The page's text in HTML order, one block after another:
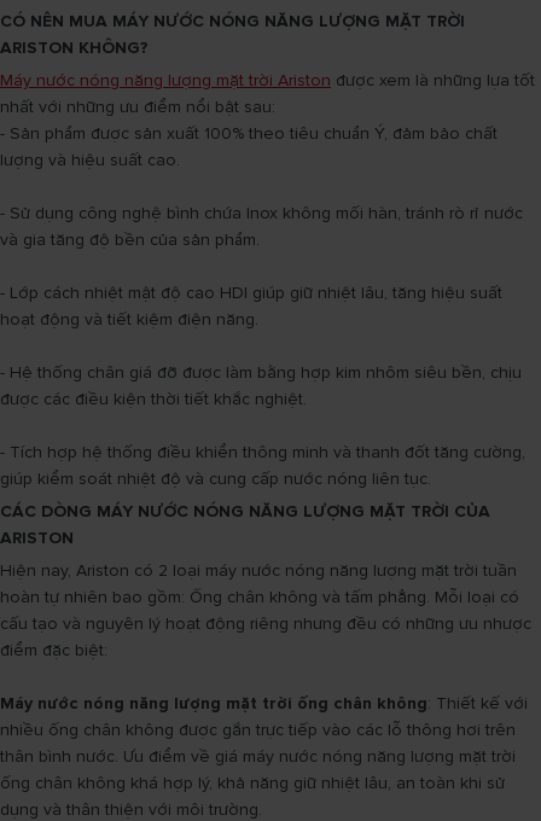
CÓ NÊN MUA MÁY NƯỚC NÓNG NĂNG LƯỢNG MẶT TRỜI
ARISTON KHÔNG?
Máy nước nóng năng lượng mặt trời Ariston được xem là những lựa tốt
nhất với những ưu điểm nổi bật sau:
- Sản phẩm được sản xuất 100% theo tiêu chuẩn Ý, đảm bảo chất
lượng và hiệu suất cao.
- Sử dụng công nghệ bình chứa Inox không mối hàn, tránh rò rỉ nước
và gia tăng độ bền của sản phẩm.
- Lớp cách nhiệt mật độ cao HDI giúp giữ nhiệt lâu, tăng hiệu suất
hoạt động và tiết kiệm điện năng.
- Hệ thống chân giá đỡ được làm bằng hợp kim nhôm siêu bền, chịu
được các điều kiện thời tiết khắc nghiệt.
- Tích hợp hệ thống điều khiển thông minh và thanh đốt tăng cường,
giúp kiểm soát nhiệt độ và cung cấp nước nóng liên tục.
CÁC DÒNG MÁY NƯỚC NÓNG NĂNG LƯỢNG MẶT TRỜI CỦA
ARISTON
Hiện nay, Ariston có 2 loại máy nước nóng năng lượng mặt trời tuần
hoàn tự nhiên bao gồm: Ống chân không và tấm phẳng. Mỗi loại có
cấu tạo và nguyên lý hoạt động riêng nhưng đều có những ưu nhược
điểm đặc biệt:
Máy nước nóng năng lượng mặt trời ống chân không: Thiết kế với
nhiều ống chân không được gắn trực tiếp vào các lỗ thông hơi trên
thân bình nước. Ưu điểm về giá máy nước nóng năng lượng mặt trời
ống chân không khá hợp lý, khả năng giữ nhiệt lâu, an toàn khi sử
dụng và thân thiện với môi trường.